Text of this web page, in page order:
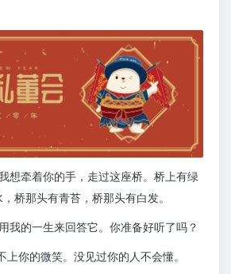
想牵着你的手，走过这座桥。桥上有绿
桥那头有青苔，桥那头有白发。
我的一生来回答它。你准备好听了吗？
上你的微笑。没见过你的人不会懂。